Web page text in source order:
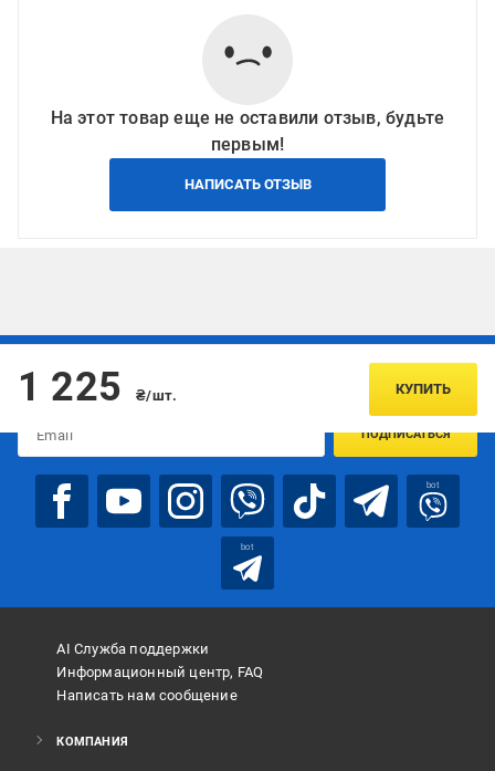
На этот товар еще не оставили отзыв, будьте
первым!
НАПИСАТЬ ОТЗЫВ
1 225 ₴/шт. КУПИТЬ
Подписывайтесь, чтобы узнавать первым об акцияx и
ПОДПИСАТЬСЯ
bot
bot
AI Служба поддержки
Информационный центр, FAQ
Написать нам сообщение
КОМПАНИЯ